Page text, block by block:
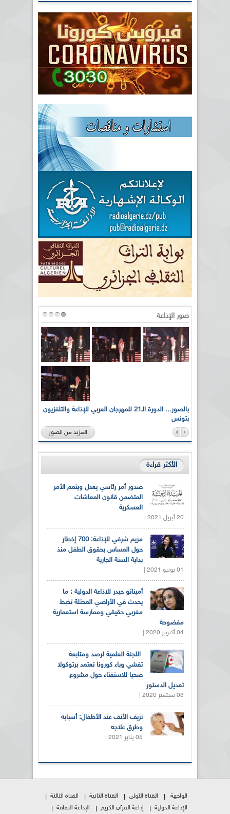
صور الإذاعة
بالصور... الدورة الـ21 للمهرجان العربي للإذاعة والتلفزيون
بتونس
المزيد من الصور
الأكثر قراءة
صدور أمر رئاسي يعدل ويتمم الأمر
المتضمن قانون المعاشات
العسكرية
20 أبريل 2021 |
مريم شرفي للإذاعة: 700 إخطار
حول المساس بحقوق الطفل منذ
بداية السنة الجارية
01 يونيو 2021 |
أميناتو حيدر للاذاعة الدولية : ما
يحدث في الأراضي المحتلة تخبط
مغربي حقيقي وممارسة استعمارية
مفضوحة
04 أكتوبر 2020 |
اللجنة العلمية لرصد ومتابعة
تفشي وباء كورونا تعتمد برتوكولا
صحيا للاستفتاء حول مشروع
تعديل الدستور
03 سبتمبر 2020 |
نزيف الأنف عند الأطفال: أسبابه
وطرق علاجه
05 يناير 2021 |
الواجهة القناة الأولى القناة الثانية
القناة الثالثة
الإذاعة الدولية
إذاعة القرآن الكريم الإذاعة الثقافة